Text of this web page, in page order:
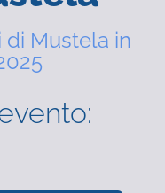
Mustela in